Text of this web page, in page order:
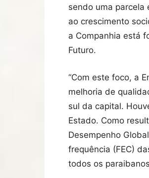
sendo uma parcela
ao crescimento
a Companhia está
Futuro.
“Com este foco, a
melhoria de
sul da capital.
Estado. Como
Desempenho
frequência (FEC)
todos os